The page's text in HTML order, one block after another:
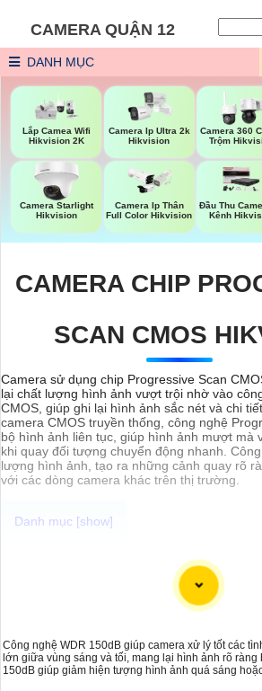
CAMERA QUẬN 12
DANH MỤC
Lắp Camea Wifi
Hikvision 2K
Camera Ip Ultra 2k
Hikvision
Camera 360
Trộm
Camera Starlight
Hikvision
Camera Ip Thân
Full Color Hikvision
Đầu Thu
Kênh
CAMERA CHIP
SCAN CMOS
Camera sử dụng chip Progressive Scan
lại chất lượng hình ảnh vượt trội nhờ vào
CMOS, giúp ghi lại hình ảnh sắc nét và chi
camera CMOS truyền thống, công nghệ
bộ hình ảnh liên tục, giúp hình ảnh mượt mà
khi quay đối tượng chuyển động nhanh.
lượng hình ảnh, tạo ra những cảnh quay rõ
với các dòng camera khác trên thị trường.
An Thành Phát với sự trải nghiệm đa dạng
an ninh thì hôm nay mình xin được đề xuất
camera wifi Full Color
siêu rẻ và đặc biệt là camera đến từ các
Công nghệ WDR 150dB giúp camera xử lý tốt các
lớn giữa vùng sáng và tối, mang lại hình ảnh rõ
150dB giúp giảm hiện tượng hình ảnh quá sáng